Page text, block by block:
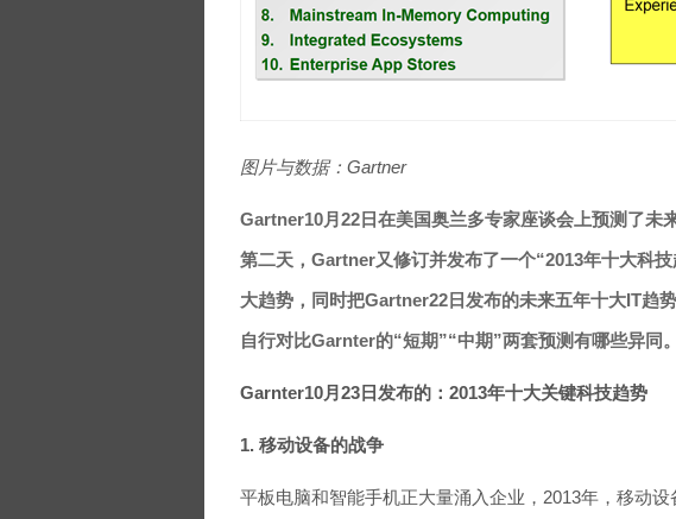
图片与数据：Gartner
Gartner10月22日在美国奥兰多专家座谈会上预测了未
第二天，Gartner又修订并发布了一个“2013年十大科
大趋势，同时把Gartner22日发布的未来五年十大IT趋
自行对比Garnter的“短期”“中期”两套预测有哪些异同。
Garnter10月23日发布的：2013年十大关键科技趋势
1. 移动设备的战争
平板电脑和智能手机正大量涌入企业，2013年，移动设